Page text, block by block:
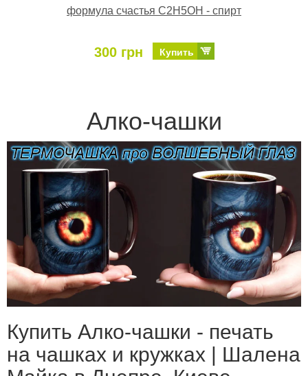
формула счастья C2H5OH - спирт
300 грн Купить
Алко-чашки
Купить Алко-чашки - печать
на чашках и кружках | Шалена